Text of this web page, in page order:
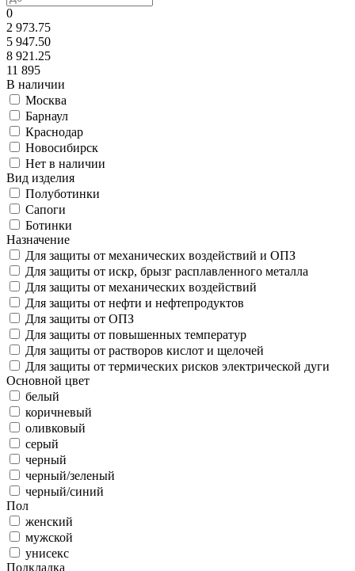
0
2 973.75
5 947.50
8 921.25
11 895
В наличии
Москва
Барнаул
Краснодар
Новосибирск
Нет в наличии
Вид изделия
Полуботинки
Сапоги
Ботинки
Назначение
Для защиты от механических воздействий и ОПЗ
Для защиты от искр, брызг расплавленного металла
Для защиты от механических воздействий
Для защиты от нефти и нефтепродуктов
Для защиты от ОПЗ
Для защиты от повышенных температур
Для защиты от растворов кислот и щелочей
Для защиты от термических рисков электрической дуги
Основной цвет
белый
коричневый
оливковый
серый
черный
черный/зеленый
черный/синий
Пол
женский
мужской
унисекс
Подкладка